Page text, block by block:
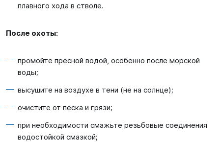
плавного хода в стволе.
После охоты:
промойте пресной водой, особенно после морской
воды;
высушите на воздухе в тени (не на солнце);
очистите от песка и грязи;
при необходимости смажьте резьбовые соединения
водостойкой смазкой;